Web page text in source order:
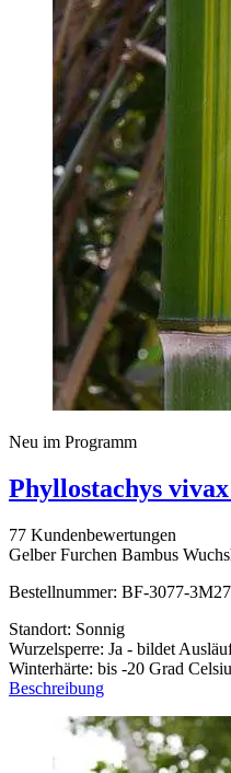
Neu im Programm
Phyllostachys
77 Kundenbewertungen
Gelber Furchen Bambus
Bestellnummer: BF-3077-3M27
Standort: Sonnig
Wurzelsperre: Ja - bildet
Winterhärte: bis -20 Grad
Beschreibung